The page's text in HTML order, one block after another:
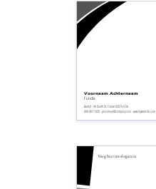
608-967-1020 - your.email@company.com - www.mywebsite.com
Functie
Bedrijf - 48 South St. Tulare 93274.0 CA
VoornaamAchternaam
Voeg hier uw slogan in